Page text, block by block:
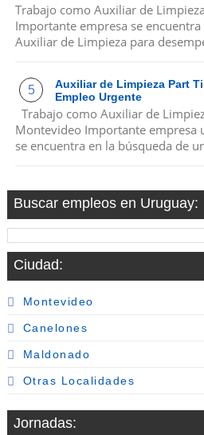
Trabajo como Auxiliar de
Importante empresa se
Auxiliar de Limpieza para
Auxiliar de Limpieza Part
Empleo Urgente
Trabajo como Auxiliar de
Montevideo Importante empresa
se encuentra en la búsqueda de
Buscar empleos en Uruguay:
Ciudad:
Montevideo
Canelones
Maldonado
Otras Localidades
Jornadas: